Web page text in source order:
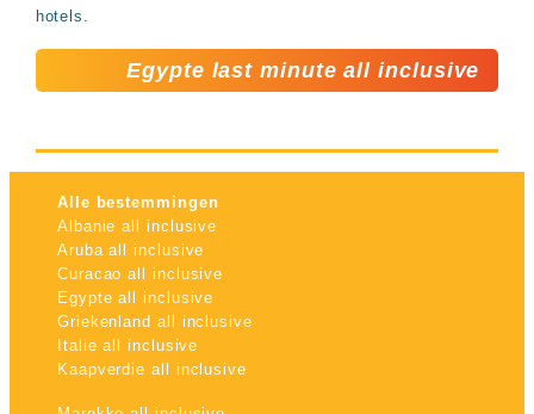
hotels.
Egypte last minute all inclusive
Alle bestemmingen
Albanie all inclusive
Aruba all inclusive
Curacao all inclusive
Egypte all inclusive
Griekenland all inclusive
Italie all inclusive
Kaapverdie all inclusive